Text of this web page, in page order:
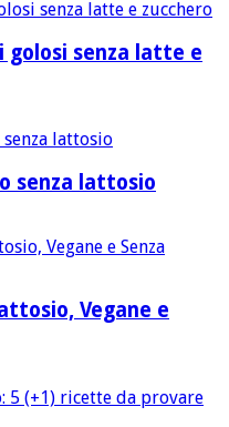
golosi senza latte e
senza lattosio
Vegane e